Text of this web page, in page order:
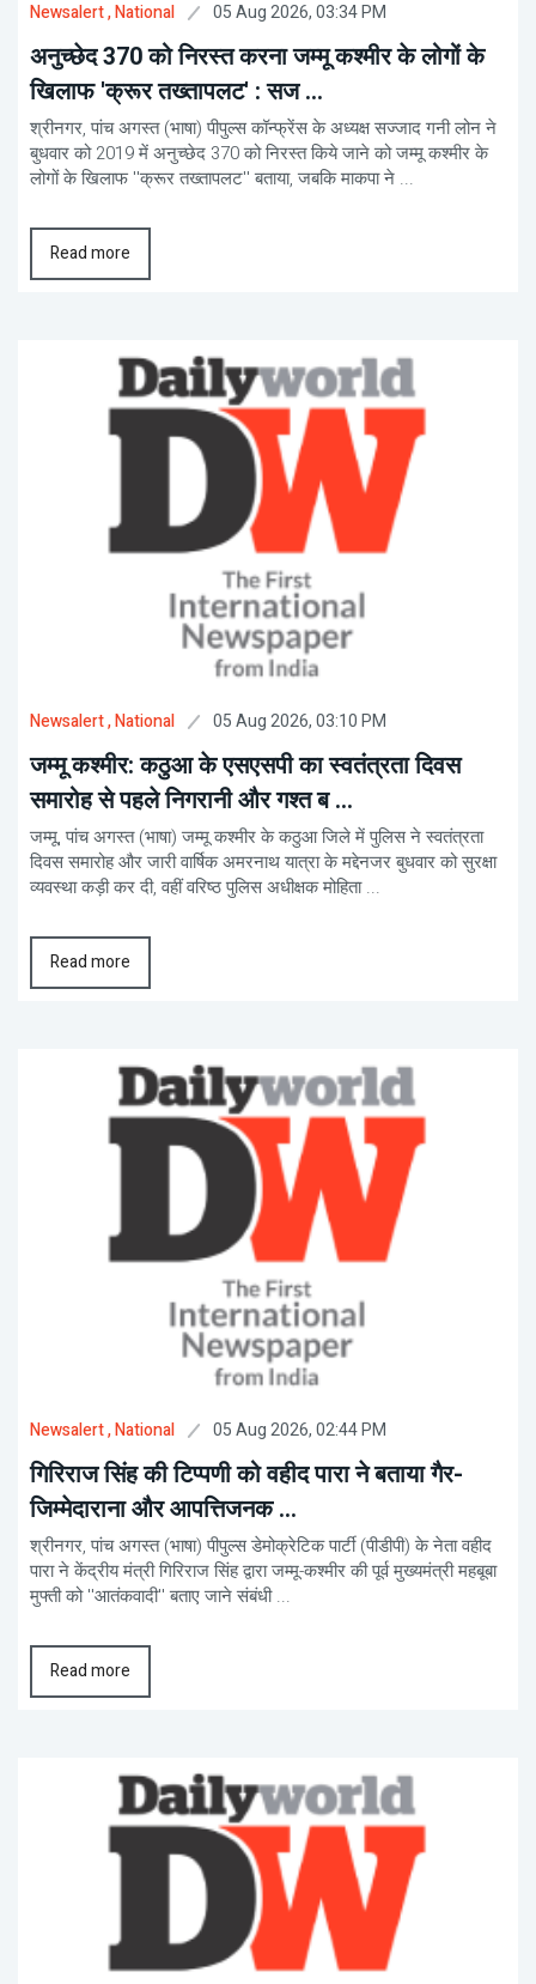
Newsalert, National 05 Aug 2026, 03:34 PM
अनुच्छेद 370 को निरस्त करना जम्मू कश्मीर के लोगों के
खिलाफ 'क्रूर तख्तापलट' : सज ...
श्रीनगर, पांच अगस्त (भाषा) पीपुल्स कॉन्फ्रेंस के अध्यक्ष सज्जाद गनी लोन ने
बुधवार को 2019 में अनुच्छेद 370 को निरस्त किये जाने को जम्मू कश्मीर के
लोगों के खिलाफ ''क्रूर तख्तापलट'' बताया, जबकि माकपा ने ...
Read more
Newsalert, National 05 Aug 2026, 03:10 PM
जम्मू कश्मीर: कठुआ के एसएसपी का स्वतंत्रता दिवस
समारोह से पहले निगरानी और गश्त ब ...
जम्मू, पांच अगस्त (भाषा) जम्मू कश्मीर के कठुआ जिले में पुलिस ने स्वतंत्रता
दिवस समारोह और जारी वार्षिक अमरनाथ यात्रा के मद्देनजर बुधवार को सुरक्षा
व्यवस्था कड़ी कर दी, वहीं वरिष्ठ पुलिस अधीक्षक मोहिता ...
Read more
Newsalert, National 05 Aug 2026, 02:44 PM
गिरिराज सिंह की टिप्पणी को वहीद पारा ने बताया गैर-
जिम्मेदाराना और आपत्तिजनक ...
श्रीनगर, पांच अगस्त (भाषा) पीपुल्स डेमोक्रेटिक पार्टी (पीडीपी) के नेता वहीद
पारा ने केंद्रीय मंत्री गिरिराज सिंह द्वारा जम्मू-कश्मीर की पूर्व मुख्यमंत्री महबूबा
मुफ्ती को ''आतंकवादी'' बताए जाने संबंधी ...
Read more